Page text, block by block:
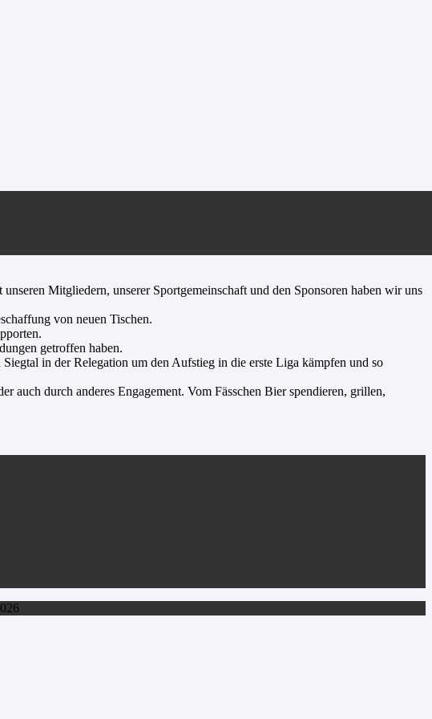
Mitgliedern, unserer Sportgemeinschaft und den Sponsoren haben wir uns
von neuen Tischen.
getroffen haben.
in der Relegation um den Aufstieg in die erste Liga kämpfen und so
auch durch anderes Engagement. Vom Fässchen Bier spendieren, grillen,